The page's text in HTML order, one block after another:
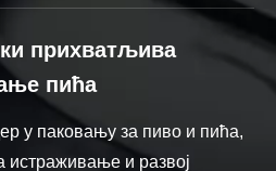
прихватљива
пића
у паковању за пиво и пића,
истраживање и развој